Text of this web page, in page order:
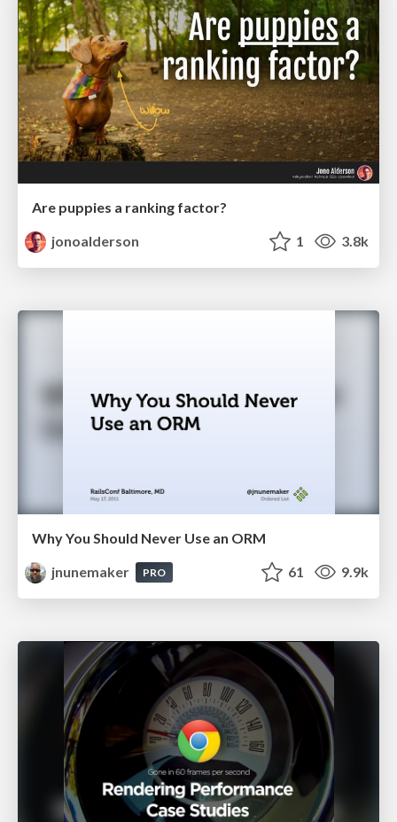
Are puppies a ranking factor?
jonoalderson
1 3.8k
Why You Should Never Use an ORM
jnunemaker
PRO 61 9.9k